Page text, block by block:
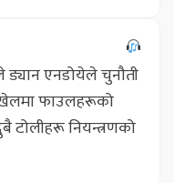
ड्यान एनडोयेले चुनौती
फाउलहरूको
टोलीहरू नियन्त्रणको